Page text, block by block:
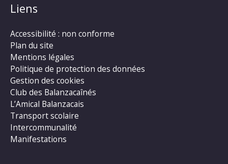
Liens
Accessibilité : non conforme
Plan du site
Mentions légales
Politique de protection des données
Gestion des cookies
Club des Balanzacaînés
L’Amical Balanzacais
Transport scolaire
Intercommunalité
Manifestations